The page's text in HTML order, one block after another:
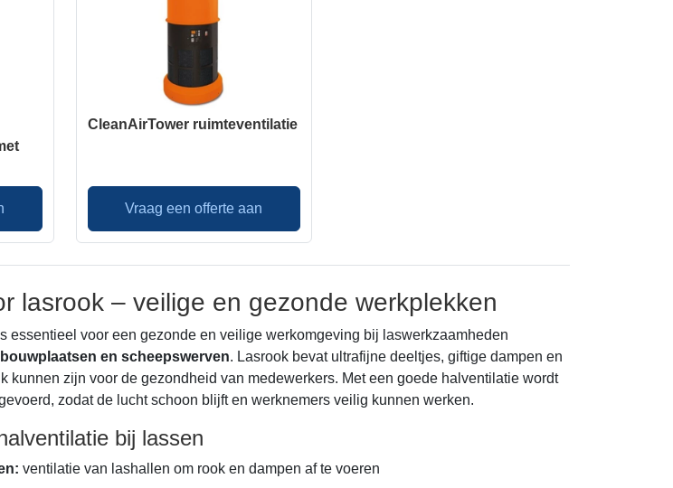
CleanAirTower ruimteventilatie
Vraag een offerte aan
lasrook – veilige en gezonde werkplekken
essentieel voor een gezonde en veilige werkomgeving bij laswerkzaamheden
en scheepswerven. Lasrook bevat ultrafijne deeltjes, giftige dampen en
kunnen zijn voor de gezondheid van medewerkers. Met een goede halventilatie wordt
zodat de lucht schoon blijft en werknemers veilig kunnen werken.
bij lassen
ventilatie van lashallen om rook en dampen af te voeren